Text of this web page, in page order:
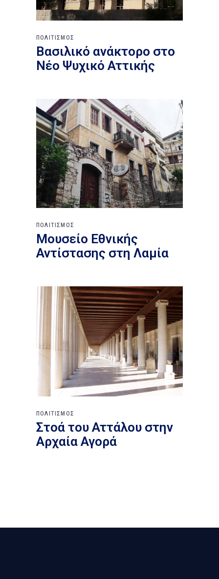
ΠΟΛΙΤΙΣΜΟΣ
Βασιλικό ανάκτορο στο
Νέο Ψυχικό Αττικής
ΠΟΛΙΤΙΣΜΟΣ
Μουσείο Εθνικής
Αντίστασης στη Λαμία
ΠΟΛΙΤΙΣΜΟΣ
Στοά του Αττάλου στην
Αρχαία Αγορά